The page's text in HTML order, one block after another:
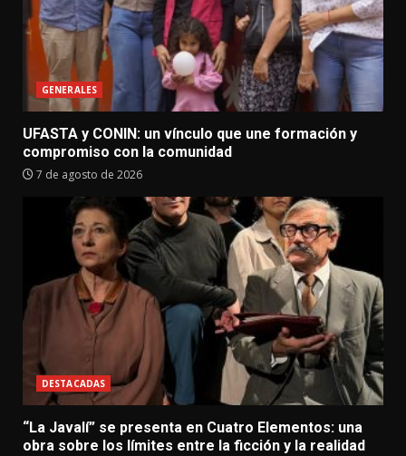
GENERALES
UFASTA y CONIN: un vínculo que une formación y
compromiso con la comunidad
7 de agosto de 2026
DESTACADAS
“La Javalí” se presenta en Cuatro Elementos: una
obra sobre los límites entre la ficción y la realidad